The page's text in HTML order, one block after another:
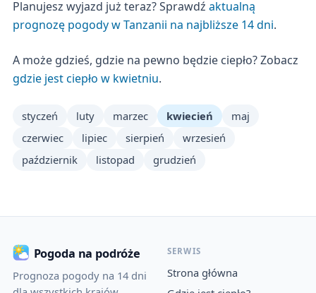
Planujesz wyjazd już teraz? Sprawdź aktualną
prognozę pogody w Tanzanii na najbliższe 14 dni.
A może gdzieś, gdzie na pewno będzie ciepło? Zobacz
gdzie jest ciepło w kwietniu.
styczeń luty marzec kwiecień
maj
czerwiec
lipiec sierpień
wrzesień
październik
listopad grudzień
Pogoda na podróże
Prognoza pogody na 14 dni
SERWIS
Strona główna